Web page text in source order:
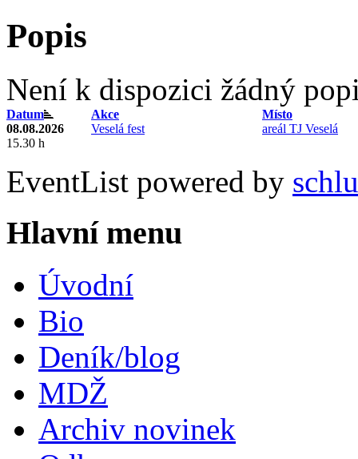
Popis
Není k dispozici žádný
Datum Akce
Místo
08.08.2026
15.30 h
Veselá fest areál TJ Veselá
EventList powered by
Hlavní menu
Úvodní
Bio
Deník/blog
MDŽ
Archiv novinek